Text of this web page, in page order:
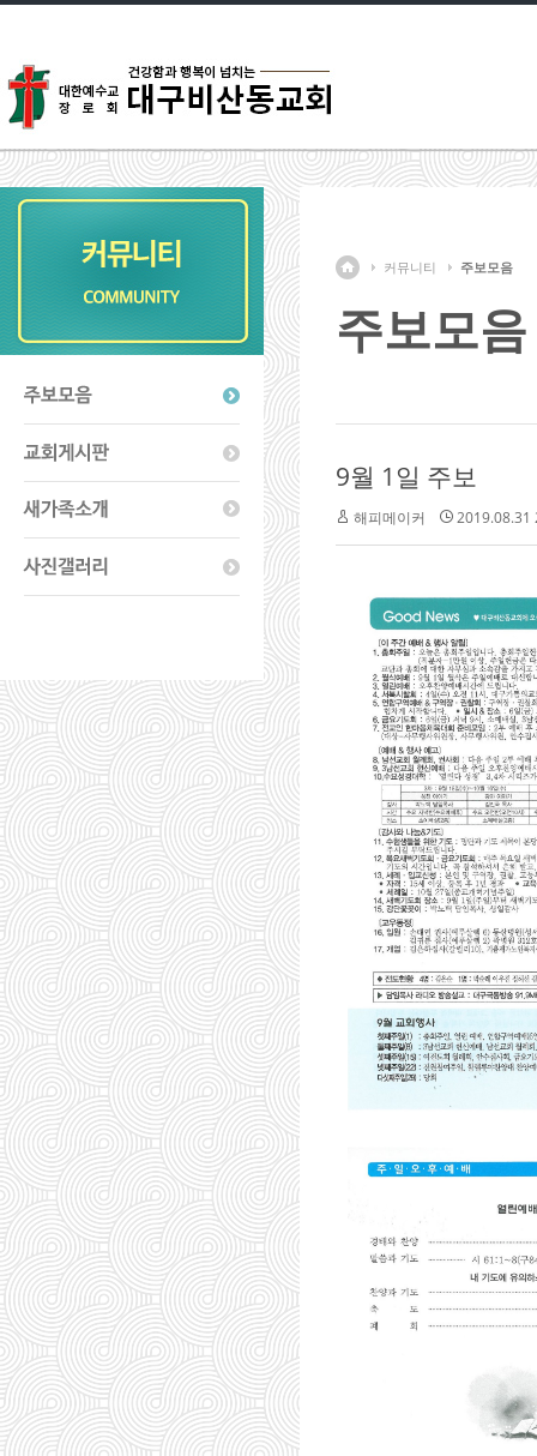
커뮤니티 주보모음
주보모음
9월 1일 주보
해피메이커 2019.08.31